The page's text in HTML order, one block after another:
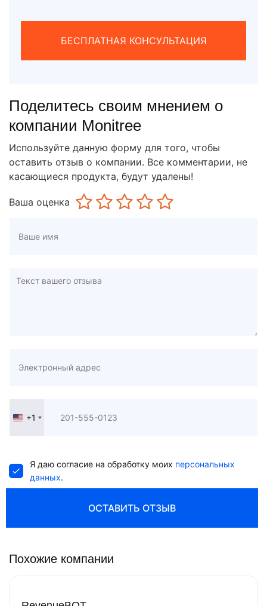
БЕСПЛАТНАЯ КОНСУЛЬТАЦИЯ
Поделитесь своим мнением о
компании Monitree
Используйте данную форму для того, чтобы
оставить отзыв о компании. Все комментарии, не
касающиеся продукта, будут удалены!
Ваша оценка
United
+1
Я даю согласие на обработку моих персональных
данных.
ОСТАВИТЬ ОТЗЫВ
Похожие компании